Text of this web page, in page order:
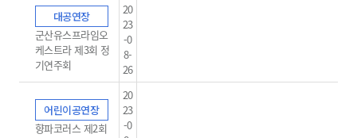
대공연장
군산유스프라임오
케스트라 제3회 정
기연주회
20
23
-0
8-
26
어린이공연장
향파코러스 제2회
20
23
-0